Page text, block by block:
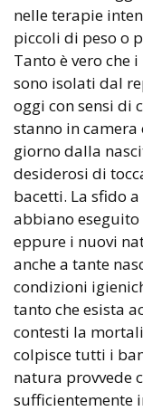
nelle terapie
piccoli di peso o
Tanto è vero che
sono isolati dal
oggi con sensi di
stanno in
giorno dalla
desiderosi di
bacetti. La sfido
abbiano
eppure i nuovi
anche a tante
condizioni
tanto che esista
contesti la
colpisce tutti i
natura provvede
sufficientemente